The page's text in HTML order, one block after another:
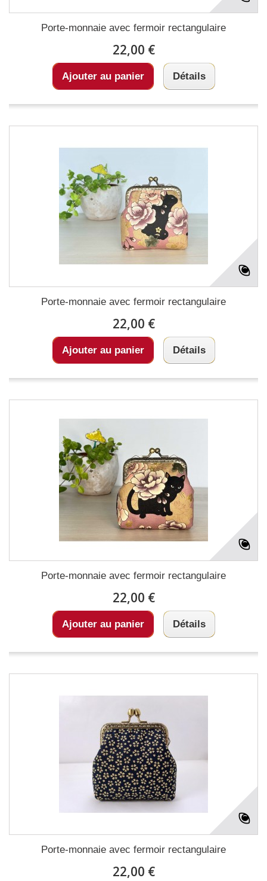
Porte-monnaie avec fermoir rectangulaire
22,00 €
Ajouter au panier Détails
Porte-monnaie avec fermoir rectangulaire
22,00 €
Ajouter au panier Détails
Porte-monnaie avec fermoir rectangulaire
22,00 €
Ajouter au panier Détails
Porte-monnaie avec fermoir rectangulaire
22,00 €